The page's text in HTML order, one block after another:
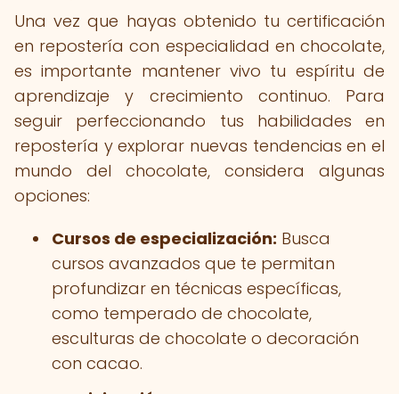
Una vez que hayas obtenido tu certificación
en repostería con especialidad en chocolate,
es importante mantener vivo tu espíritu de
aprendizaje y crecimiento continuo. Para
seguir perfeccionando tus habilidades en
repostería y explorar nuevas tendencias en el
mundo del chocolate, considera algunas
opciones:
Cursos de especialización: Busca
cursos avanzados que te permitan
profundizar en técnicas específicas,
como temperado de chocolate,
esculturas de chocolate o decoración
con cacao.